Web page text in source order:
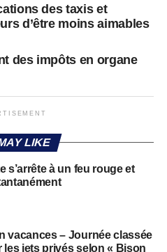
des taxis et
d’être moins aimables
des impôts en organe
LIKE
s’arrête à un feu rouge et
vacances – Journée classée
les jets privés selon « Bison